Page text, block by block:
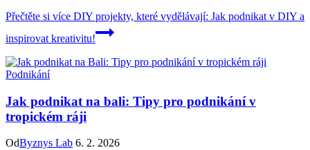
Přečtěte si více DIY projekty, které vydělávají: Jak podnikat v DIY a
inspirovat kreativitu!
Podnikání
Jak podnikat na bali: Tipy pro podnikání v
tropickém ráji
OdByznys Lab 6. 2. 2026